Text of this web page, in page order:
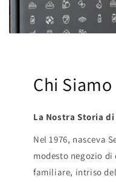
Chi Siamo
La Nostra Storia
Nel 1976, nasceva
modesto negozio
familiare, intriso